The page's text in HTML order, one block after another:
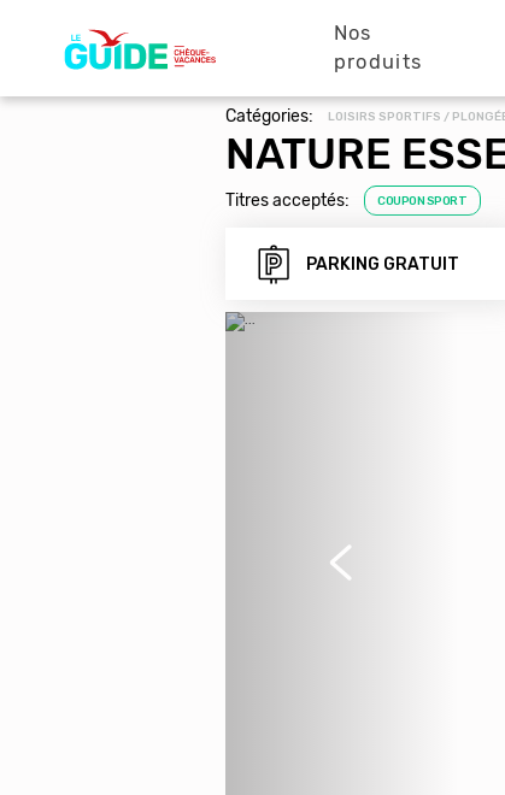
principale
Nos
produits
Catégories: LOISIRS SPORTIFS /
NATURE
Titres acceptés: COUPON SPORT
PARKING GRATUIT
Précédent